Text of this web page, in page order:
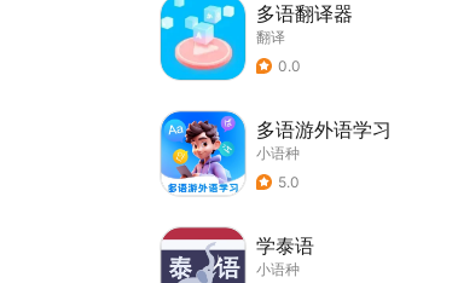
多语翻译器
翻译
0.0
多语游外语学习
小语种
5.0
学泰语
小语种